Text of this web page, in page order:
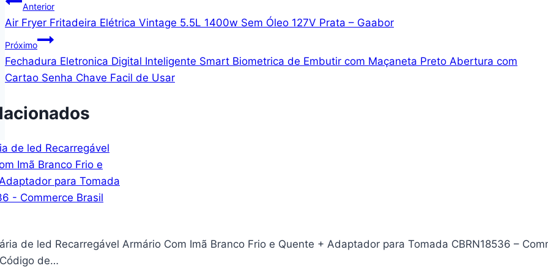
Navegação
de
Post
Anterior
Air Fryer Fritadeira Elétrica Vintage 5.5L 1400w Sem Óleo 127V Prata – Gaabor
Próximo
Fechadura Eletronica Digital Inteligente Smart Biometrica de Embutir com Maçaneta Preto Abertura com
Cartao Senha Chave Facil de Usar
de led Recarregável Armário Com Imã Branco Frio e Quente + Adaptador para Tomada CBRN18536 –
de…